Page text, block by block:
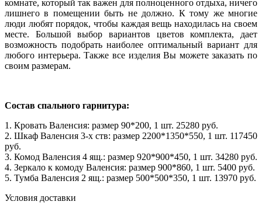
комнате, который так важен для полноценного отдыха, ничего
лишнего в помещении быть не должно. К тому же многие
люди любят порядок, чтобы каждая вещь находилась на своем
месте. Большой выбор вариантов цветов комплекта, дает
возможность подобрать наиболее оптимальный вариант для
любого интерьера. Также все изделия Вы можете заказать по
своим размерам.
Состав спального гарнитура:
1. Кровать Валенсия: размер 90*200, 1 шт. 25280 руб.
2. Шкаф Валенсия 3-х ств: размер 2200*1350*550, 1 шт. 117450
руб.
3. Комод Валенсия 4 ящ.: размер 920*900*450, 1 шт. 34280 руб.
4. Зеркало к комоду Валенсия: размер 900*860, 1 шт. 5400 руб.
5. Тумба Валенсия 2 ящ.: размер 500*500*350, 1 шт. 13970 руб.
Условия доставки